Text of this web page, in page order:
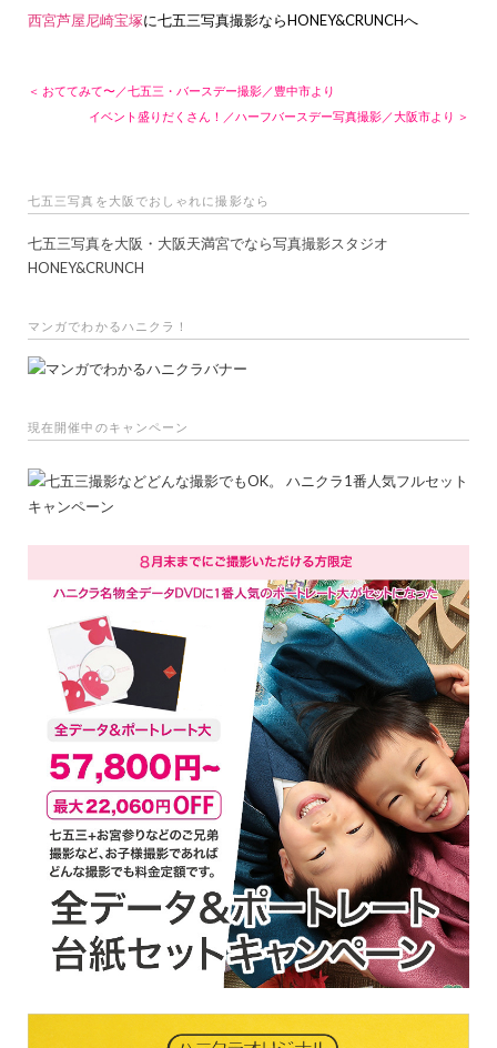
西宮芦屋尼崎宝塚に七五三写真撮影ならHONEY&CRUNCHへ
＜ おててみて〜／七五三・バースデー撮影／豊中市より
イベント盛りだくさん！／ハーフバースデー写真撮影／大阪市より ＞
七五三写真を大阪でおしゃれに撮影なら
七五三写真を大阪・大阪天満宮でなら写真撮影スタジオ
HONEY&CRUNCH
マンガでわかるハニクラ！
現在開催中のキャンペーン